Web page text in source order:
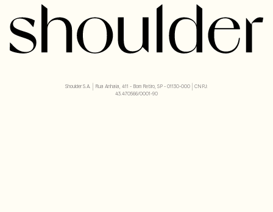
Shoulder S.A. | Rua Anhaia, 411 - Bom Retiro, SP - 01130-000 | CNPJ:
43.470566/0001-90